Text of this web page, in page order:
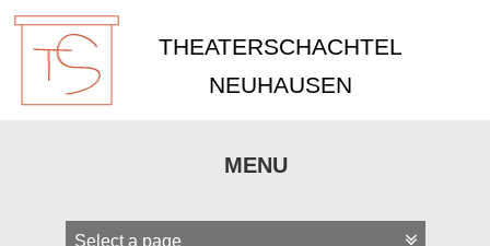
THEATERSCHACHTEL
NEUHAUSEN
MENU